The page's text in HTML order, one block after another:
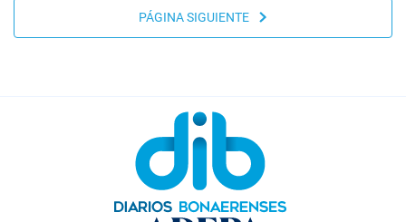
PÁGINA SIGUIENTE